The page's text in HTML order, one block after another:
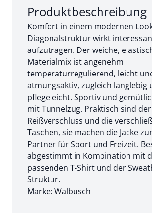
Abschnitt 1 von 3:
Produktbeschreibung
Komfort in einem modernen
Diagonalstruktur wirkt
aufzutragen. Der weiche,
Materialmix ist angenehm
temperaturregulierend, leicht
atmungsaktiv, zugleich langlebig
pflegeleicht. Sportiv und
mit Tunnelzug. Praktisch sind der
Reißverschluss und die
Taschen, sie machen die Jacke
Partner für Sport und Freizeit.
abgestimmt in Kombination mit
passenden T-Shirt und der
Struktur.
Marke: Walbusch